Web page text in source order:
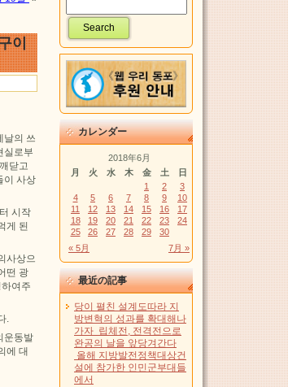
이
날의 쓰
실로부
닫고
이 사상
시작
게 된
사상으
떤 광
여주
.
운동발
에 대
カレンダー
2018年6月
月
火 水 木 金 土 日
« 5月 7月 »
1 2
3
4
5 6 7 8 9
10
11
12 13 14 15 16
17
18
19 20 21 22 23
24
25
26 27 28 29 30
最近の記事
당이 펼친 설계도따라 지
방변혁의 성과를 확대해나
가자 립체전, 전격전으로
완공의 날을 앞당겨간다
올해 지방발전정책대상건
설에 참가한 인민군부대들
에서